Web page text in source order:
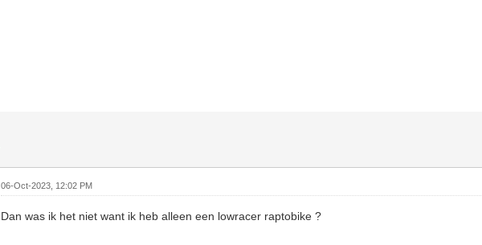
06-Oct-2023, 12:02 PM
Dan was ik het niet want ik heb alleen een lowracer raptobike ?